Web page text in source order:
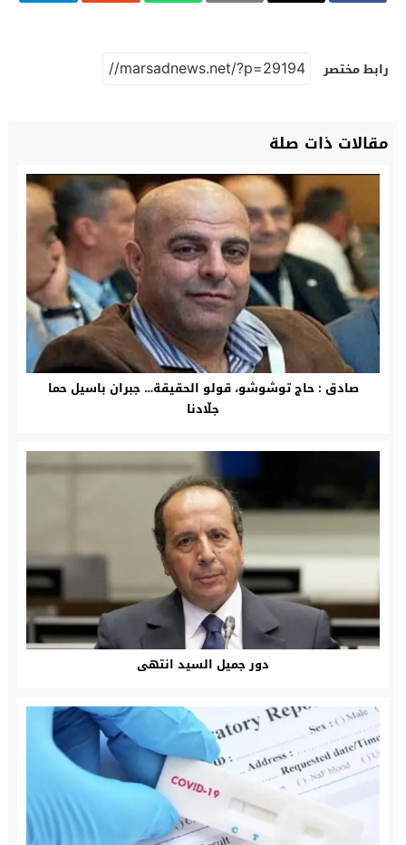
رابط مختصر
مقالات ذات صلة
صادق : حاج توشوشو، قولو الحقيقة… جبران باسيل حما
جلّادنا
دور جميل السيد انتهى